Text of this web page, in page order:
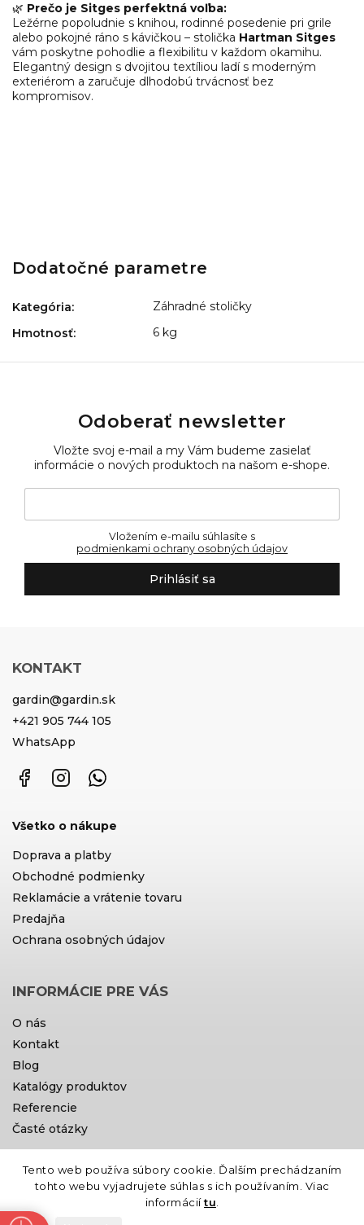
Tento web používa súbory cookie. Ďalším prechádzaním
tohto webu vyjadrujete súhlas s ich používaním. Viac
informáciítu
🌿 Prečo je Sitges perfektná voľba:
Ležérne popoludnie s knihou, rodinné posedenie pri grile
alebo pokojné ráno s kávičkou – stolička Hartman Sitges
vám poskytne pohodlie a flexibilitu v každom okamihu.
Elegantný design s dvojitou textíliou ladí s moderným
exteriérom a zaručuje dlhodobú trvácnosť bez
kompromisov.
Dodatočné parametre
Kategória:
Záhradné stoličky
Hmotnosť: 6 kg
Odoberať newsletter
Vložte svoj e-mail a my Vám budeme zasielať
informácie o nových produktoch na našom e-shope.
podmienkami ochrany osobných údajov
Prihlásiť sa
KONTAKT
gardin@gardin.sk
+421 905 744 105
WhatsApp
FacebookInstagram
Všetko o nákupe
Doprava a platby
Obchodné podmienky
Reklamácie a vrátenie tovaru
Predajňa
Ochrana osobných údajov
INFORMÁCIE PRE VÁS
O nás
Kontakt
Blog
Katalógy produktov
Referencie
Časté otázky
Doprava a platby